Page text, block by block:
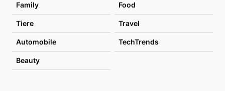
Family Food
Tiere Travel
Automobile TechTrends
Beauty